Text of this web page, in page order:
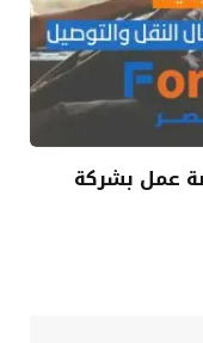
عمل بشركة